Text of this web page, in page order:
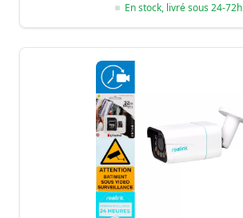
En stock, livré sous 24-72h